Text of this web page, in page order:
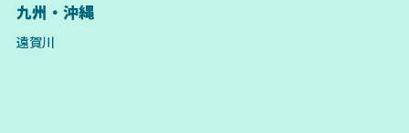
九州・沖縄
遠賀川